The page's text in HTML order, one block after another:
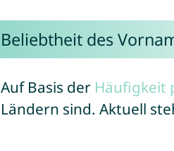
Beliebtheit des
Auf Basis der Häufigkeit
Ländern sind. Aktuell